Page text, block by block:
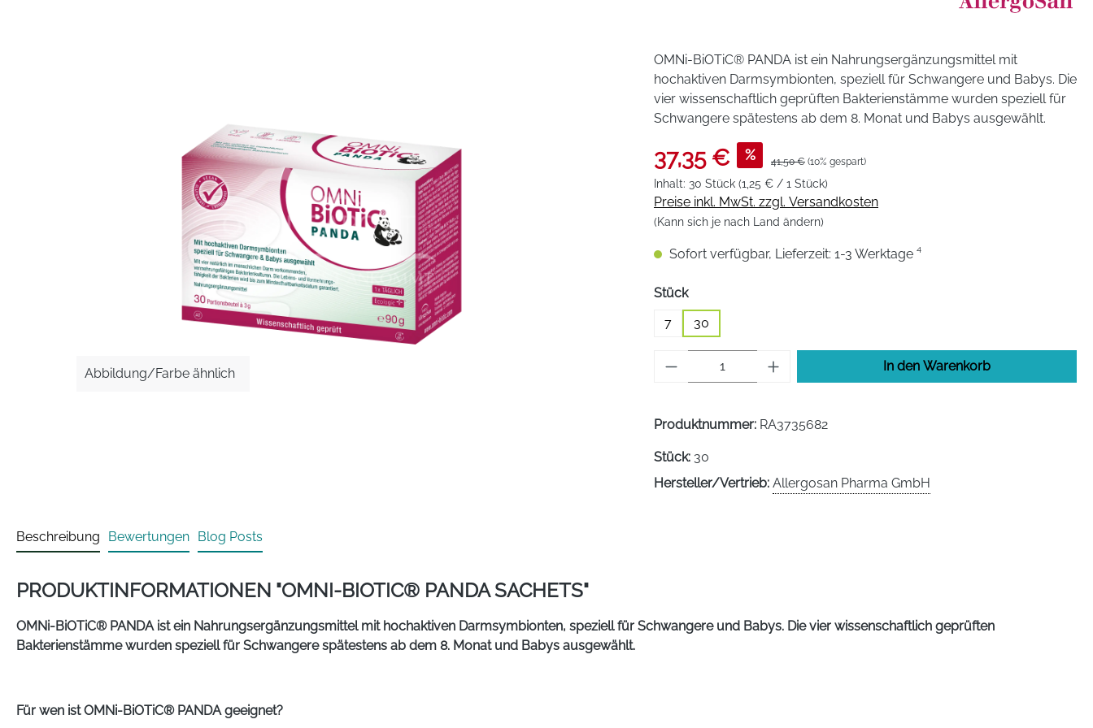
Abbildung/Farbe ähnlich
OMNi-BiOTiC® PANDA ist ein Nahrungsergänzungsmittel mit
hochaktiven Darmsymbionten, speziell für Schwangere und Babys. Die
vier wissenschaftlich geprüften Bakterienstämme wurden speziell für
Schwangere spätestens ab dem 8. Monat und Babys ausgewählt.
37,35 € % 41,50 € (10% gespart)
Inhalt: 30 Stück (1,25 € / 1 Stück)
Preise inkl. MwSt. zzgl. Versandkosten
(Kann sich je nach Land ändern)
Sofort verfügbar, Lieferzeit: 1-3 Werktage ⁴
Stückauswählen
7
30
Produkt Anzahl: Gib den gewünschten Wert
In den Warenkorb
Produktnummer: RA3735682
Stück: 30
Hersteller/Vertrieb: Allergosan Pharma GmbH
Beschreibung Bewertungen Blog Posts
PRODUKTINFORMATIONEN "OMNI-BIOTIC® PANDA SACHETS"
OMNi-BiOTiC® PANDA ist ein Nahrungsergänzungsmittel mit hochaktiven Darmsymbionten, speziell für Schwangere und Babys. Die vier wissenschaftlich geprüften
Bakterienstämme wurden speziell für Schwangere spätestens ab dem 8. Monat und Babys ausgewählt.
Für wen ist OMNi-BiOTiC® PANDA geeignet?